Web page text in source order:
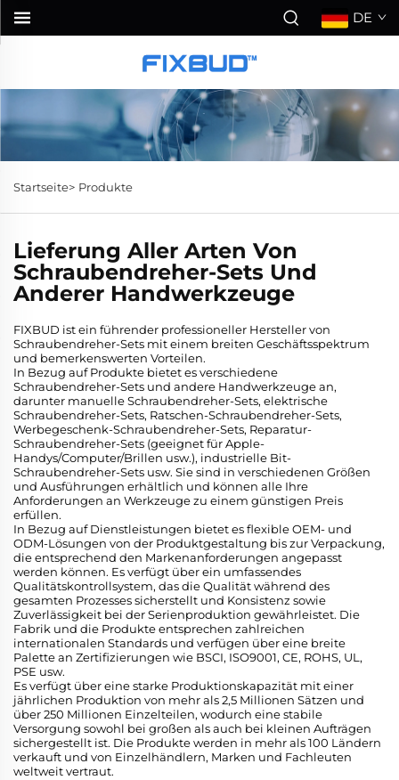
DE
Startseite> Produkte
Lieferung Aller Arten Von
Schraubendreher-Sets Und
Anderer Handwerkzeuge
FIXBUD ist ein führender professioneller Hersteller von
Schraubendreher-Sets mit einem breiten Geschäftsspektrum
und bemerkenswerten Vorteilen.
In Bezug auf Produkte bietet es verschiedene
Schraubendreher-Sets und andere Handwerkzeuge an,
darunter manuelle Schraubendreher-Sets, elektrische
Schraubendreher-Sets, Ratschen-Schraubendreher-Sets,
Werbegeschenk-Schraubendreher-Sets, Reparatur-
Schraubendreher-Sets (geeignet für Apple-
Handys/Computer/Brillen usw.), industrielle Bit-
Schraubendreher-Sets usw. Sie sind in verschiedenen Größen
und Ausführungen erhältlich und können alle Ihre
Anforderungen an Werkzeuge zu einem günstigen Preis
erfüllen.
In Bezug auf Dienstleistungen bietet es flexible OEM- und
ODM-Lösungen von der Produktgestaltung bis zur Verpackung,
die entsprechend den Markenanforderungen angepasst
werden können. Es verfügt über ein umfassendes
Qualitätskontrollsystem, das die Qualität während des
gesamten Prozesses sicherstellt und Konsistenz sowie
Zuverlässigkeit bei der Serienproduktion gewährleistet. Die
Fabrik und die Produkte entsprechen zahlreichen
internationalen Standards und verfügen über eine breite
Palette an Zertifizierungen wie BSCI, ISO9001, CE, ROHS, UL,
PSE usw.
Es verfügt über eine starke Produktionskapazität mit einer
jährlichen Produktion von mehr als 2,5 Millionen Sätzen und
über 250 Millionen Einzelteilen, wodurch eine stabile
Versorgung sowohl bei großen als auch bei kleinen Aufträgen
sichergestellt ist. Die Produkte werden in mehr als 100 Ländern
verkauft und von Einzelhändlern, Marken und Fachleuten
weltweit vertraut.